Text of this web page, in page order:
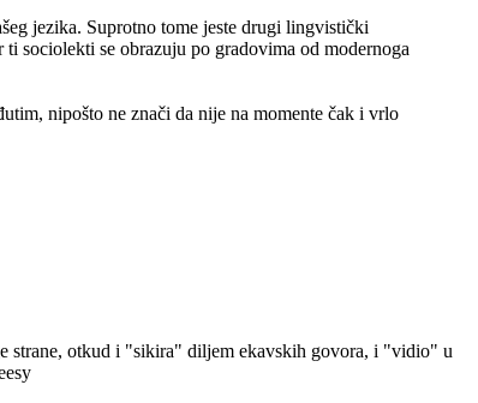
jezika. Suprotno tome jeste drugi lingvistički
ti sociolekti se obrazuju po gradovima od modernoga
nipošto ne znači da nije na momente čak i vrlo
strane, otkud i "sikira" diljem ekavskih govora, i "vidio" u